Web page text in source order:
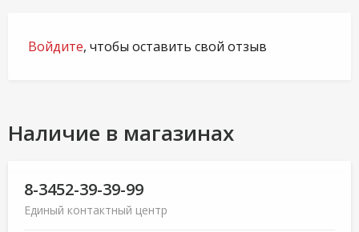
Войдите, чтобы оставить свой отзыв
Наличие в магазинах
8-3452-39-39-99
Единый контактный центр